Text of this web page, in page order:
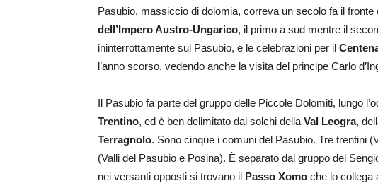
Pasubio, massiccio di dolomia, correva un secolo fa il
dell’Impero Austro-Ungarico, il primo a sud mentre il
ininterrottamente sul Pasubio, e le celebrazioni per il
l’anno scorso, vedendo anche la visita del principe Carlo
Il Pasubio fa parte del gruppo delle Piccole Dolomiti, lungo
Trentino, ed è ben delimitato dai solchi della Val Leogra,
Terragnolo. Sono cinque i comuni del Pasubio. Tre trentini
(Valli del Pasubio e Posina). È separato dal gruppo del
nei versanti opposti si trovano il Passo Xomo che lo collega